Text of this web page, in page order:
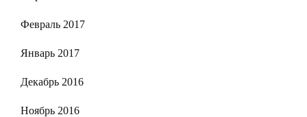
Февраль 2017
Январь 2017
Декабрь 2016
Ноябрь 2016